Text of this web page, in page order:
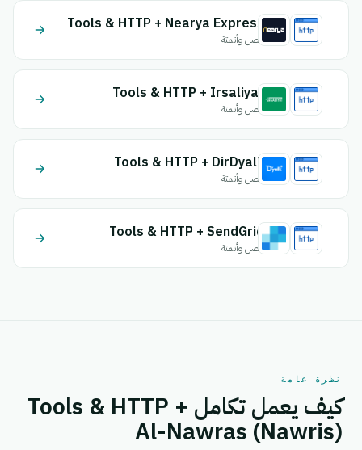
Tools & HTTP + Nearya Express
اتصل وأتمتة
Tools & HTTP + Irsaliyat
اتصل وأتمتة
Tools & HTTP + DirDyalk
اتصل وأتمتة
Tools & HTTP + SendGrid
اتصل وأتمتة
نظرة عامة
كيف يعمل تكامل Tools & HTTP +
Al-Nawras (Nawris)